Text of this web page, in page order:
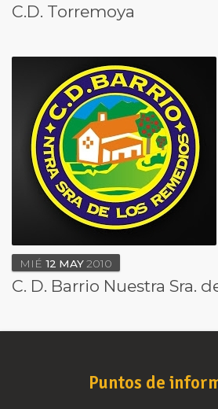
C.D. Torremoya
MIÉ 12 MAY2010
C. D. Barrio Nuestra Sra.
Puntos de